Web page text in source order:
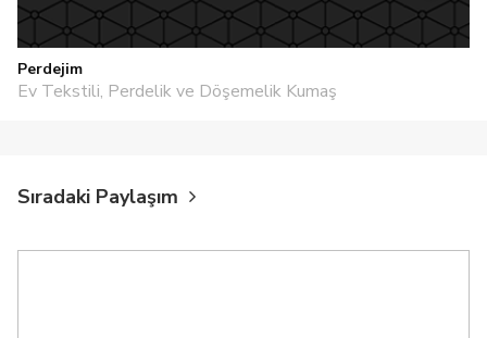
Perdejim
Ev Tekstili, Perdelik ve Döşemelik Kumaş
Sıradaki Paylaşım